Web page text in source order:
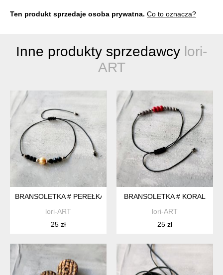
Ten produkt sprzedaje osoba prywatna. Co to oznacza?
Inne produkty sprzedawcy lori-
ART
BRANSOLETKA # PEREŁKA
lori-ART
25 zł
BRANSOLETKA # KORAL
lori-ART
25 zł